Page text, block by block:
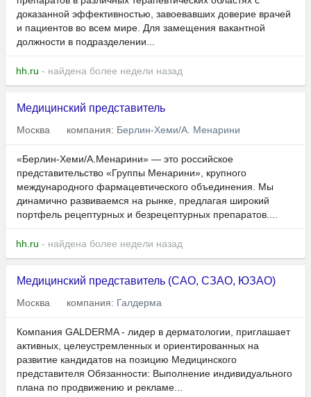
доказанной эффективностью, завоевавших доверие врачей
и пациентов во всем мире. Для замещения вакантной
должности в подразделении...
hh.ru - найдена более недели назад
Медицинский представитель
Москва компания: Берлин-Хеми/А. Менарини
«Берлин-Хеми/А.Менарини» — это российское
представительство «Группы Менарини», крупного
международного фармацевтического объединения. Мы
динамично развиваемся на рынке, предлагая широкий
портфель рецептурных и безрецептурных препаратов....
hh.ru - найдена более недели назад
Медицинский представитель (САО, CЗАО, ЮЗАО)
Москва компания: Галдерма
Компания GALDERMA - лидер в дерматологии, приглашает
активных, целеустремленных и ориентированных на
развитие кандидатов на позицию Медицинского
представителя Обязанности: Выполнение индивидуального
плана по продвижению и рекламе...